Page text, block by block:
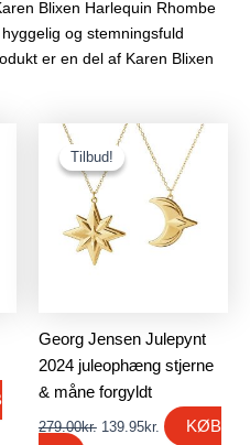
Blixen Harlequin Rhombe
og stemningsfuld
er en del af Karen Blixen
Tilbud!
Tilbud!
Georg Jensen Julepynt
2024 juleophæng stjerne
& måne forgyldt
279.00kr.
Den
oprindelige
pris
var:
279.00kr..
139.95kr.
aktuelle
pris
er:
139.95kr..
KØB